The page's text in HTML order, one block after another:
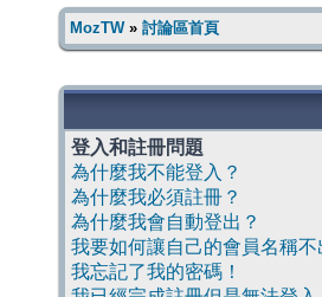
MozTW» 討論區首頁
登入和註冊問題
為什麼我不能登入？
為什麼我必須註冊？
為什麼我會自動登出？
我要如何讓自己的會員名稱
我忘記了我的密碼！